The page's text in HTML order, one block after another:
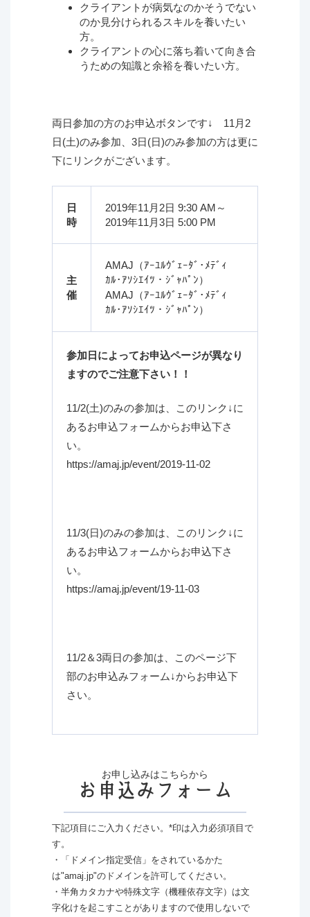
クライアントが病気なのかそうでない
のか見分けられるスキルを養いたい
方。
クライアントの心に落ち着いて向き合
うための知識と余裕を養いたい方。
両日参加の方のお申込ボタンです↓ 11月2
日(土)のみ参加、3日(日)のみ参加の方は更に
下にリンクがございます。
日
時
2019年11月2日 9:30 AM～
2019年11月3日 5:00 PM
主
催
AMAJ（ｱｰﾕﾙｳﾞｪｰﾀﾞ･ﾒﾃﾞｨ
ｶﾙ･ｱｿｼｴｲﾂ・ｼﾞｬﾊﾟﾝ）
AMAJ（ｱｰﾕﾙｳﾞｪｰﾀﾞ･ﾒﾃﾞｨ
ｶﾙ･ｱｿｼｴｲﾂ・ｼﾞｬﾊﾟﾝ）
参加日によってお申込ページが異なり
ますのでご注意下さい！！
11/2(土)のみの参加は、このリンク↓に
あるお申込フォームからお申込下さ
い。
https://amaj.jp/event/2019-11-02
11/3(日)のみの参加は、このリンク↓に
あるお申込フォームからお申込下さ
い。
https://amaj.jp/event/19-11-03
11/2＆3両日の参加は、このページ下
部のお申込みフォーム↓からお申込下
さい。
お申し込みはこちらから
お申込みフォーム
下記項目にご入力ください。*印は入力必須項目で
す。
・「ドメイン指定受信」をされているかた
は"amaj.jp"のドメインを許可してください。
・半角カタカナや特殊文字（機種依存文字）は文
字化けを起こすことがありますので使用しないで